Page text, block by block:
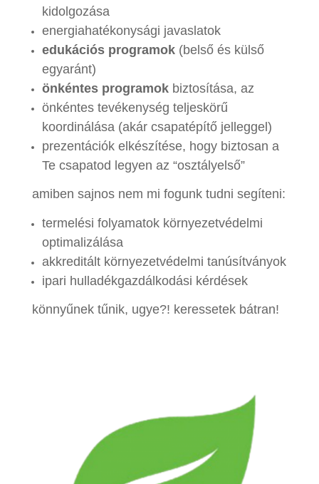
kidolgozása
energiahatékonysági javaslatok
edukációs programok(belső és külső
egyaránt)
önkéntes programokbiztosítása, az
önkéntes tevékenység teljeskörű
koordinálása (akár csapatépítő jelleggel)
prezentációk elkészítése, hogy biztosan a
Te csapatod legyen az “osztályelső”
amiben sajnos nem mi fogunk tudni segíteni:
termelési folyamatok környezetvédelmi
optimalizálása
akkreditált környezetvédelmi tanúsítványok
ipari hulladékgazdálkodási kérdések
könnyűnek tűnik, ugye?! keressetek bátran!